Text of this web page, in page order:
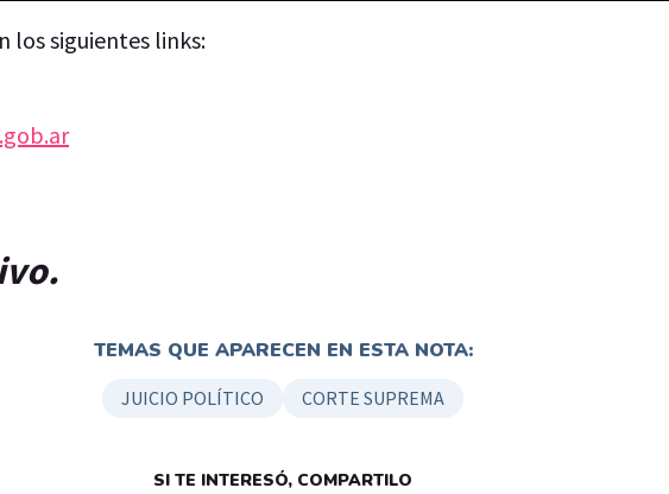
los siguientes links:
TEMAS QUE APARECEN EN ESTA NOTA:
JUICIO POLÍTICO CORTE SUPREMA
SI TE INTERESÓ, COMPARTILO